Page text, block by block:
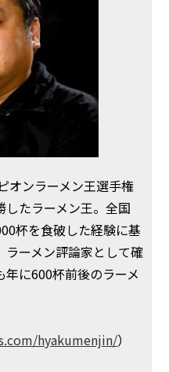
オンラーメン王選手権
したラーメン王。全国
杯を食破した経験に基
ーメン評論家として確
に600杯前後のラーメ
hyakumenjin/）